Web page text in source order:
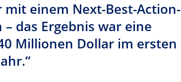
mit einem Next-Best-Action-
das Ergebnis war eine
Millionen Dollar im ersten